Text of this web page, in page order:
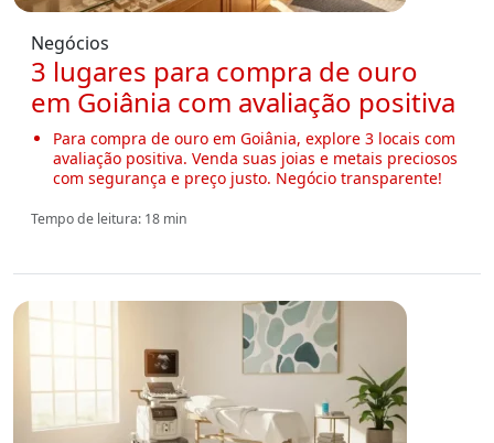
Negócios
3 lugares para compra de ouro
em Goiânia com avaliação positiva
Para compra de ouro em Goiânia, explore 3 locais com
avaliação positiva. Venda suas joias e metais preciosos
com segurança e preço justo. Negócio transparente!
Tempo de leitura: 18 min